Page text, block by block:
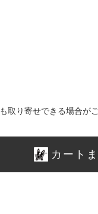
取り寄せできる場合が
カート